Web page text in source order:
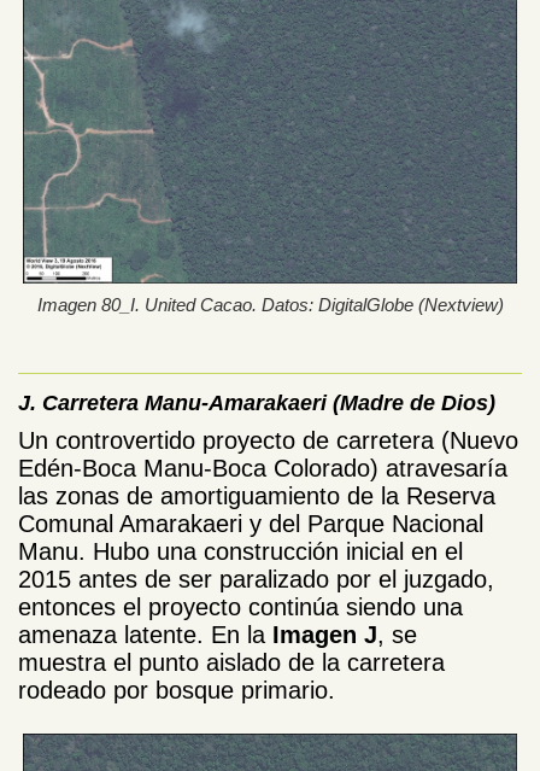
Imagen 80_I. United Cacao. Datos: DigitalGlobe (Nextview)
J. Carretera Manu-Amarakaeri (Madre de Dios)
Un controvertido proyecto de carretera (Nuevo
Edén-Boca Manu-Boca Colorado) atravesaría
las zonas de amortiguamiento de la Reserva
Comunal Amarakaeri y del Parque Nacional
Manu. Hubo una construcción inicial en el
2015 antes de ser paralizado por el juzgado,
entonces el proyecto continúa siendo una
amenaza latente. En la Imagen J, se
muestra el punto aislado de la carretera
rodeado por bosque primario.